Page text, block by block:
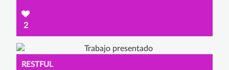
2
RESTFUL